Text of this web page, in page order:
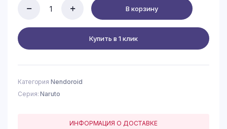
-
Sasori
quantity
В корзину
Купить в 1 клик
Категория Nendoroid
Серия:Naruto
ИНФОРМАЦИЯ О ДОСТАВКЕ